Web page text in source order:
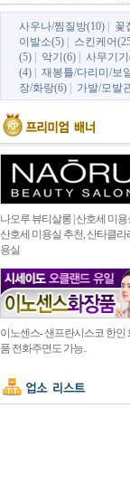
사우나/찜질방(10) 꽃
이발소(5)
스킨케어
(5)
악기(6) 사무기
(4)
재봉틀/다리미/보
장/화랑(6)
가발/모발
나오루 뷰티살롱 | 산호세 미용
산호세 미용실 추천, 산타클라
용실
이노센스- 샌프란시스코 한인
품 전화주면도 가능..